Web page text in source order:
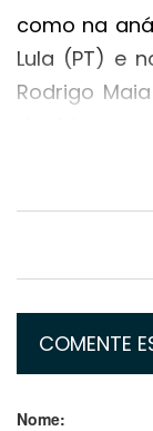
como na
Lula (PT) e
Rodrigo
no caso
e, nesse
colegas
Bolsonaro.
quando
cultos
COMENTE
Nome: